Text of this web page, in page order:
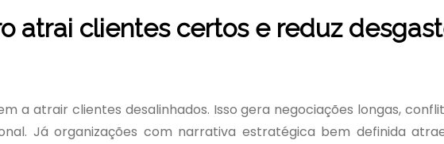
atrai clientes certos e reduz
a atrair clientes desalinhados. Isso gera negociações longas,
Já organizações com narrativa estratégica bem definida